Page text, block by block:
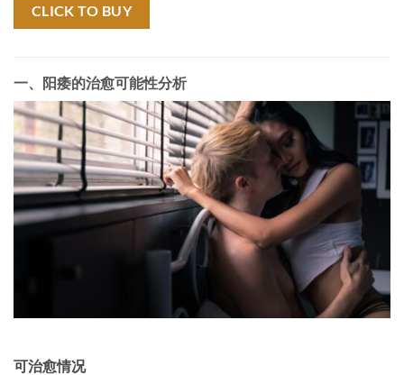
CLICK TO BUY
一、阳痿的治愈可能性分析
可治愈情况